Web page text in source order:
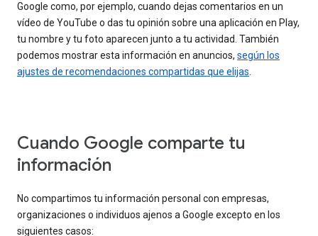
Google como, por ejemplo, cuando dejas comentarios en un
vídeo de YouTube o das tu opinión sobre una aplicación en Play,
tu nombre y tu foto aparecen junto a tu actividad. También
podemos mostrar esta información en anuncios, según los
ajustes de recomendaciones compartidas que elijas
Cuando Google comparte tu
información
No compartimos tu información personal con empresas,
organizaciones o individuos ajenos a Google excepto en los
siguientes casos: